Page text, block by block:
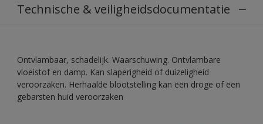
Technische & veiligheidsdocumentatie
Ontvlambaar, schadelijk. Waarschuwing. Ontvlambare
vloeistof en damp. Kan slaperigheid of duizeligheid
veroorzaken. Herhaalde blootstelling kan een droge of een
gebarsten huid veroorzaken